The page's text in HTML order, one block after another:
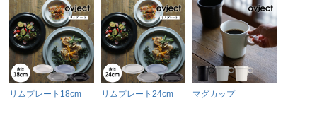
リムプレート18cm リムプレート24cm マグカップ